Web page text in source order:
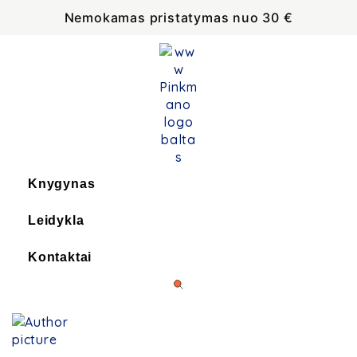
Nemokamas pristatymas nuo 30 €
Knygynas
Leidykla
Kontaktai